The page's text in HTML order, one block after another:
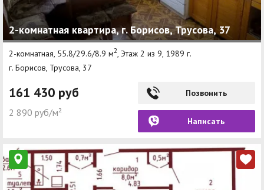
2-комнатная квартира, г. Борисов, Трусова, 37
2-комнатная, 55.8/29.6/8.9 м2, Этаж 2 из 9, 1989 г.
г. Борисов, Трусова, 37
161 430 руб
2 890 руб/м²
Позвонить
Написать